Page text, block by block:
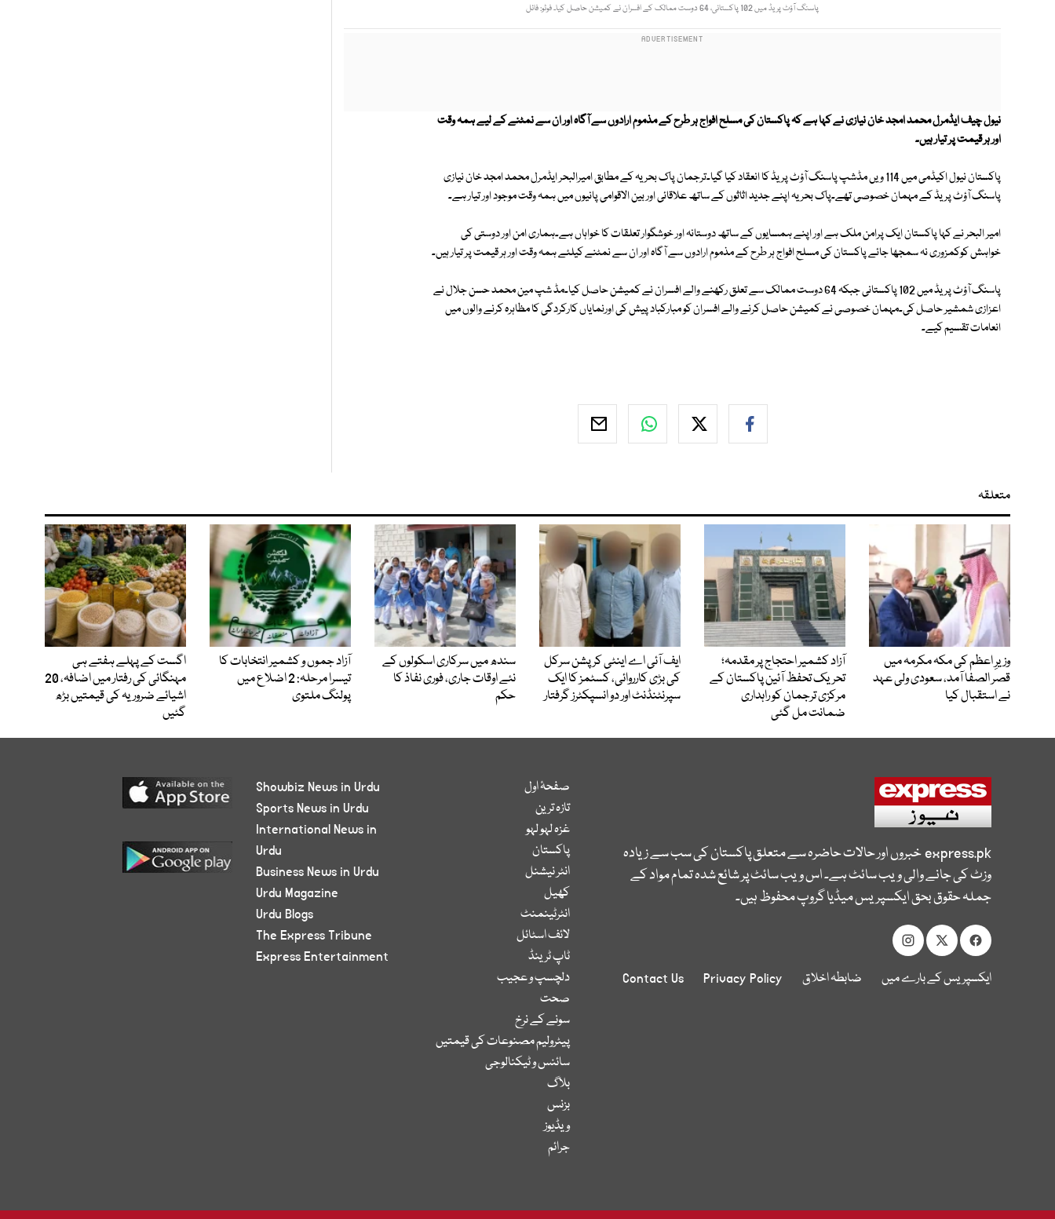
پاسنگ آؤٹ پریڈ میں 102 پاکستانی، 64 دوست ممالک کے افسران نے کمیشن حاصل کیا۔ فوٹو: فائل
نیول چیف ایڈمرل محمد امجد خان نیازی نے کہا ہے کہ پاکستان کی مسلح افواج ہر طرح کے مذموم ارادوں سے آگاہ اور ان سے نمٹنے کے لیے ہمہ وقت
اور ہر قیمت پر تیار ہیں۔
پاکستان نیول اکیڈمی میں 114 ویں مڈشپ پاسنگ آؤٹ پریڈ کا انعقاد کیا گیا۔ترجمان پاک بحریہ کے مطابق امیرالبحر ایڈمرل محمد امجد خان نیازی
پاسنگ آؤٹ پریڈ کے مہمان خصوصی تھے۔پاک بحریہ اپنے جدید اثاثوں کے ساتھ علاقائی اور بین الاقوامی پانیوں میں ہمہ وقت موجود اور تیار ہے۔
امیر البحر نے کہا پاکستان ایک پرامن ملک ہے اور اپنے ہمسایوں کے ساتھ دوستانہ اور خوشگوار تعلقات کا خواہاں ہے۔ہماری امن اور دوستی کی
خواہش کوکمزوری نہ سمجھا جائے پاکستان کی مسلح افواج ہر طرح کے مذموم ارادوں سے آگاہ اور ان سے نمٹنے کیلئے ہمہ وقت اور ہر قیمت پر تیار ہیں۔
پاسنگ آؤٹ پریڈ میں 102 پاکستانی جبکہ 64 دوست ممالک سے تعلق رکھنے والے افسران نے کمیشن حاصل کیا۔مڈ شپ مین محمد حسن جلال نے
اعزازی شمشیر حاصل کی۔مہمان خصوصی نے کمیشن حاصل کرنے والے افسران کو مبارکباد پیش کی اورنمایاں کارکردگی کا مظاہرہ کرنے والوں میں
انعامات تقسیم کیے۔
متعلقہ
وزیرِ اعظم کی مکہ مکرمہ میں
قصر الصفا آمد، سعودی ولی عہد
نے استقبال کیا
آزاد کشمیر احتجاج پر مقدمہ؛
تحریک تحفظ آئین پاکستان کے
مرکزی ترجمان کو راہداری
ضمانت مل گئی
ایف آئی اے اینٹی کرپشن سرکل
کی بڑی کارروائی، کسٹمز کا ایک
سپرنٹنڈنٹ اور دو انسپکٹرز گرفتار
سندھ میں سرکاری اسکولوں کے
نئے اوقات جاری، فوری نفاذ کا
حکم
آزاد جموں و کشمیر انتخابات کا
تیسرا مرحلہ: 2 اضلاع میں
پولنگ ملتوی
اگست کے پہلے ہفتے ہی
مہنگائی کی رفتار میں اضافہ، 20
اشیائے ضروریہ کی قیمتیں بڑھ
گئیں
express.pkخبروں اور حالات حاضرہ سے متعلق پاکستان کی سب سے زیادہ
وزٹ کی جانے والی ویب سائٹ ہے۔ اس ویب سائٹ پر شائع شدہ تمام مواد کے
جملہ حقوق بحق ایکسپریس میڈیا گروپ محفوظ ہیں۔
ایکسپریس کے بارے میں ضابطہ اخلاق Privacy Policy
Contact Us
صفحۂ اول
تازہ ترین
غزہ لہو لہو
پاکستان
انٹر نیشنل
کھیل
انٹرٹینمنٹ
لائف اسٹائل
ٹاپ ٹرینڈ
دلچسپ و عجیب
صحت
سونے کے نرخ
پیٹرولیم مصنوعات کی قیمتیں
سائنس و ٹیکنالوجی
بلاگ
بزنس
ویڈیوز
جرائم
Showbiz News in Urdu
Sports News in Urdu
International News in
Urdu
Business News in Urdu
Urdu Magazine
Urdu Blogs
The Express Tribune
Express Entertainment